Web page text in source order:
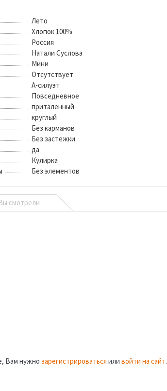
Лето
Хлопок 100%
Россия
Натали Суслова
Мини
Отсутствует
А-силуэт
Повседневное
приталенный
круглый
Без карманов
Без застежки
да
Кулирка
Без элементов
смотрели
Вам нужно зарегистрироваться или войти на сайт.